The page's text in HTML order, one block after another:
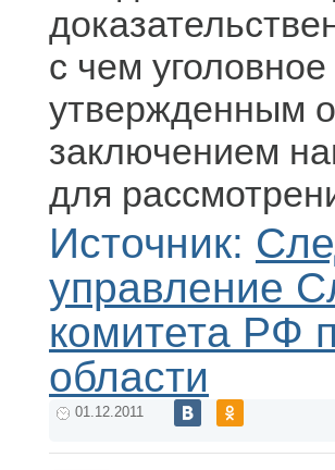
с чем
утвержденным
заключением
для
Источник:
управление
комитета РФ
области
01.12.2011